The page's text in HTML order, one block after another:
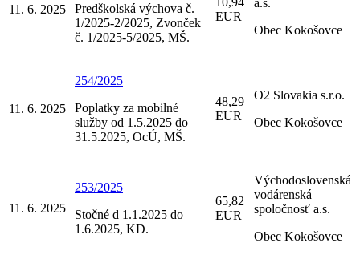
11. 6. 2025
Predškolská výchova č.
1/2025-2/2025, Zvonček
č. 1/2025-5/2025, MŠ.
EUR
a.s.
Obec Kokošovce
11. 6. 2025
254/2025
Poplatky za mobilné
služby od 1.5.2025 do
31.5.2025, OcÚ, MŠ.
48,29
EUR
O2 Slovakia s.r.o.
Obec Kokošovce
11. 6. 2025
253/2025
Stočné d 1.1.2025 do
1.6.2025, KD.
65,82
EUR
Východoslovenská
vodárenská
spoločnosť a.s.
Obec Kokošovce